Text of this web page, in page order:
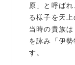
原」と呼ば
る様子を天
当時の貴族
を詠み「伊
す。